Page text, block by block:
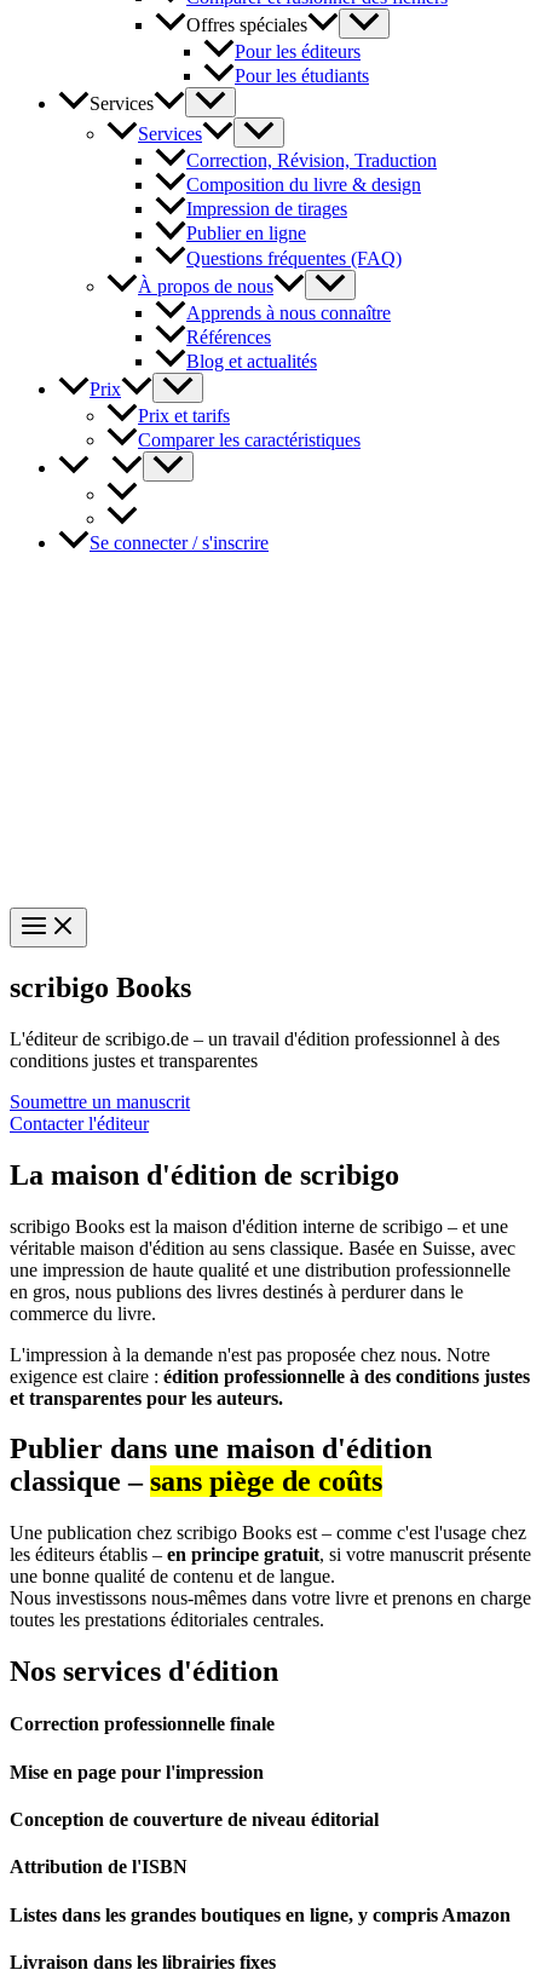
Offres spéciales
Pour les éditeurs
Pour les étudiants
Services
Services
Correction, Révision, Traduction
Composition du livre & design
Impression de tirages
Publier en ligne
Questions fréquentes (FAQ)
À propos de nous
Apprends à nous connaître
Références
Blog et actualités
Prix
Prix et tarifs
Comparer les caractéristiques
Se connecter / s'inscrire
scribigo Books
L'éditeur de scribigo.de – un travail d'édition professionnel à des
conditions justes et transparentes
Soumettre un manuscrit
Contacter l'éditeur
La maison d'édition de scribigo
scribigo Books est la maison d'édition interne de scribigo – et une
véritable maison d'édition au sens classique. Basée en Suisse, avec
une impression de haute qualité et une distribution professionnelle
en gros, nous publions des livres destinés à perdurer dans le
commerce du livre.
L'impression à la demande n'est pas proposée chez nous. Notre
exigence est claire : édition professionnelle à des conditions justes
et transparentes pour les auteurs.
Publier dans une maison d'édition
classique –sans piège de coûts
Une publication chez scribigo Books est – comme c'est l'usage chez
les éditeurs établis – en principe gratuit, si votre manuscrit présente
une bonne qualité de contenu et de langue.
Nous investissons nous-mêmes dans votre livre et prenons en charge
toutes les prestations éditoriales centrales.
Nos services d'édition
Correction professionnelle finale
Mise en page pour l'impression
Conception de couverture de niveau éditorial
Attribution de l'ISBN
Listes dans les grandes boutiques en ligne, y compris Amazon
Livraison dans les librairies fixes